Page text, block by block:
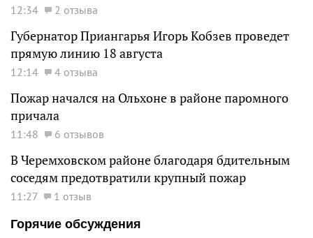
12:34 2 отзыва
Губернатор Приангарья Игорь Кобзев проведет
прямую линию 18 августа
12:14 4 отзыва
Пожар начался на Ольхоне в районе паромного
причала
11:48 6 отзывов
В Черемховском районе благодаря бдительным
соседям предотвратили крупный пожар
11:27
1 отзыв
Горячие обсуждения